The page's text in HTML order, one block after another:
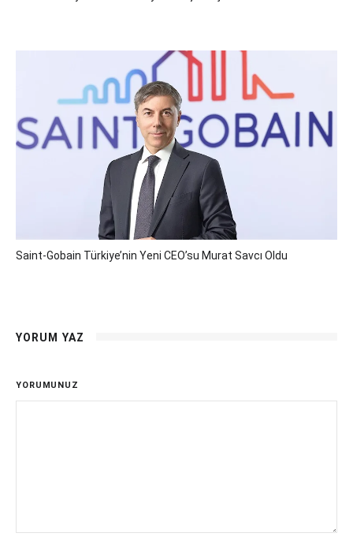
Saint-Gobain Türkiye’nin Yeni CEO’su Murat Savcı Oldu
YORUM YAZ
YORUMUNUZ